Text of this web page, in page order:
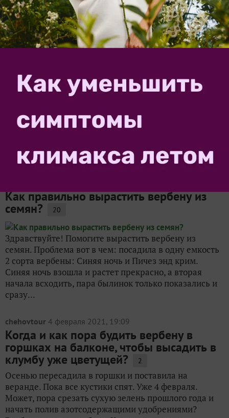
достаточен. До прошлой осени у меня цветы вербены
ассоциироваться исключительно с Ирой — Вербеной
из Краснодара:) Тогда же, прочитав об этих цветах,
я...
Вербена – цветет и пахнет! 10
меня на клумбе. У нас тогда вовсю шла стройка дома,
тогда жила во мне. Увидев у соседки...
Как правильно вырастить вербену из
семян? 20
Здравствуйте! Помогите вырастить вербену из
семян. Проблема вот в чем: посадила в одну емкость
2 сорта вербены: Синяя ночь и Пичез энд крим.
Синяя ночь взошла и растет прекрасно, а вторая
начала всходить, пара былинок только показались и
сразу...
chehovtour 4 февраля 2021, 19:09
Когда и как пора будить вербену в
горшках на балконе, чтобы высадить в
клумбу уже цветущей? 2
Осенью пересадила в горшки и поставила на
веранде. Пока все кустики спят. Уже 4 февраля.
Может, пора срезать сухую зелень прошлого года и
начать полив азотсодержащими удобрениями?